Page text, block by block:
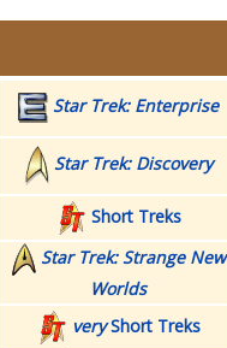
Star Trek: Enterprise
Star Trek: Discovery
Short Treks
Star Trek: Strange New
Worlds
veryShort Treks